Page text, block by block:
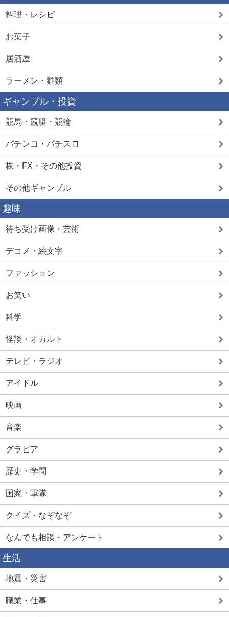
料理・レシピ
お菓子
居酒屋
ラーメン・麺類
ギャンブル・投資
競馬・競艇・競輪
パチンコ・パチスロ
株・FX・その他投資
その他ギャンブル
趣味
待ち受け画像・芸術
デコメ・絵文字
ファッション
お笑い
科学
怪談・オカルト
テレビ・ラジオ
アイドル
映画
音楽
グラビア
歴史・学問
国家・軍隊
クイズ・なぞなぞ
なんでも相談・アンケート
生活
地震・災害
職業・仕事